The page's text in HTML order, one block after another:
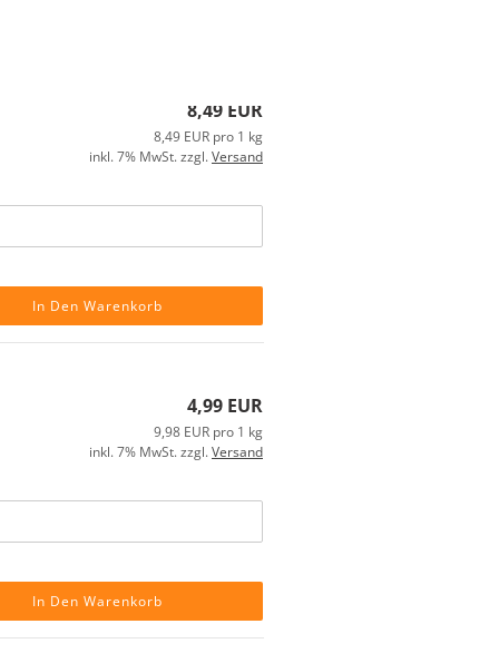
8,49 EUR
8,49 EUR pro 1 kg
inkl. 7% MwSt. zzgl.Versand
In Den Warenkorb
4,99 EUR
9,98 EUR pro 1 kg
inkl. 7% MwSt. zzgl.Versand
In Den Warenkorb